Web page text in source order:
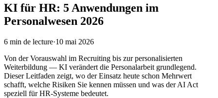
KI für HR: 5 Anwendungen im
Personalwesen 2026
6 min de lecture·10 mai 2026
Von der Vorauswahl im Recruiting bis zur personalisierten
Weiterbildung — KI verändert die Personalarbeit grundlegend.
Dieser Leitfaden zeigt, wo der Einsatz heute schon Mehrwert
schafft, welche Risiken Sie kennen müssen und was der AI Act
speziell für HR-Systeme bedeutet.